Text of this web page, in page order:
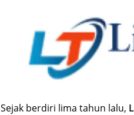
Sejak berdiri lima tahun lalu,